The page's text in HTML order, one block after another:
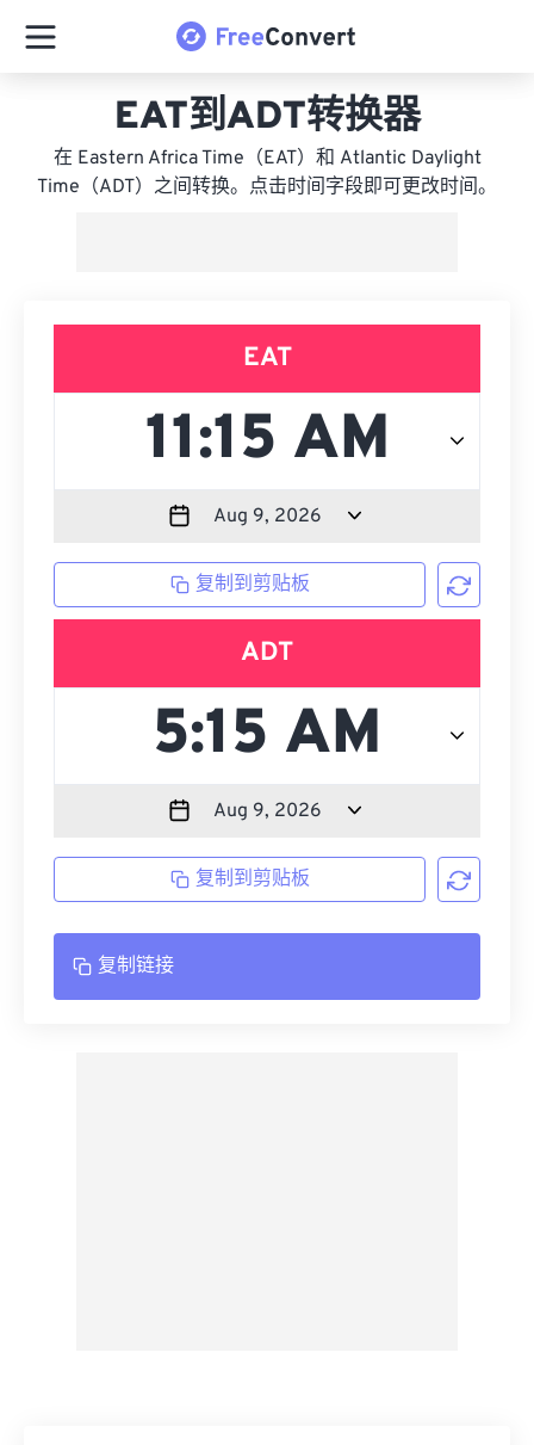
EAT到ADT转换器
在 Eastern Africa Time（EAT）和 Atlantic Daylight
Time（ADT）之间转换。点击时间字段即可更改时间。
EAT
复制到剪贴板
ADT
复制到剪贴板
复制链接